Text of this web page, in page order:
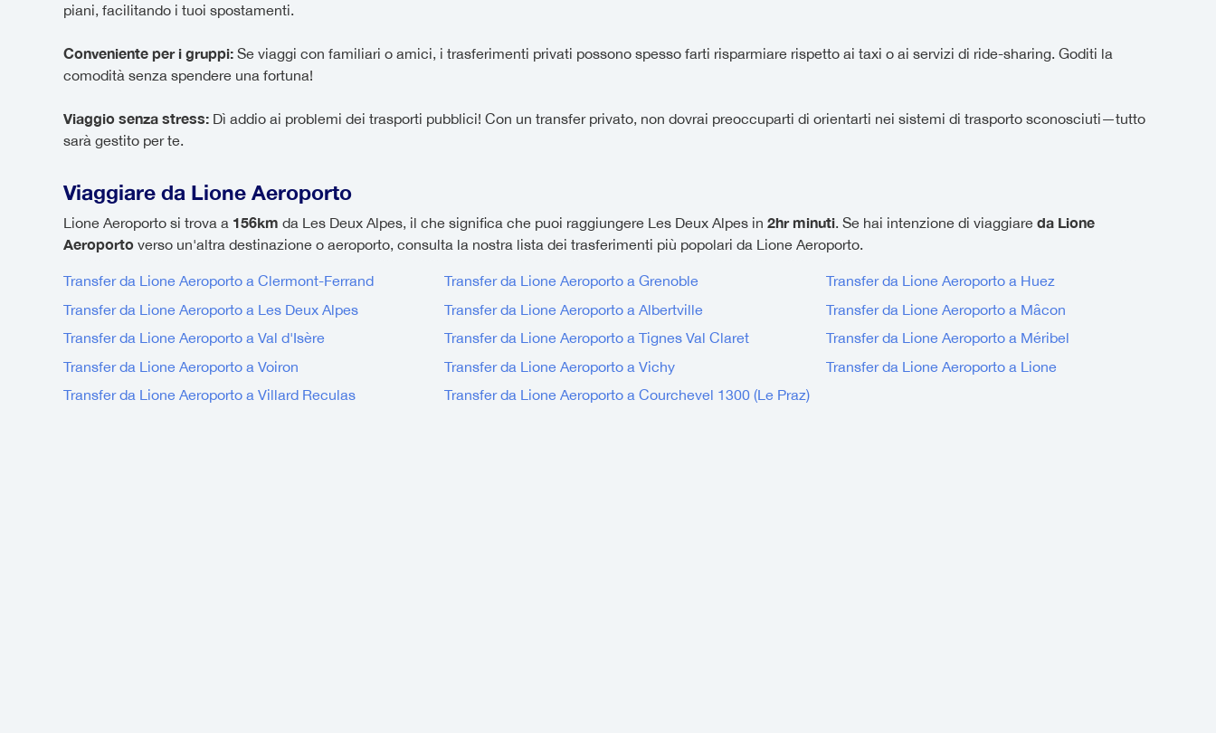
piani, facilitando i tuoi spostamenti.
Conveniente per i gruppi:Se viaggi con familiari o amici, i trasferimenti privati possono spesso farti risparmiare rispetto ai taxi o ai servizi di ride-sharing. Goditi la
comodità senza spendere una fortuna!
Viaggio senza stress:Dì addio ai problemi dei trasporti pubblici! Con un transfer privato, non dovrai preoccuparti di orientarti nei sistemi di trasporto sconosciuti—tutto
sarà gestito per te.
Viaggiare da Lione Aeroporto
Lione Aeroporto si trova a 156km da Les Deux Alpes, il che significa che puoi raggiungere Les Deux Alpes in 2hr minuti. Se hai intenzione di viaggiare da Lione
Aeroportoverso un'altra destinazione o aeroporto, consulta la nostra lista dei trasferimenti più popolari da Lione Aeroporto.
Transfer da Lione Aeroporto a Clermont-Ferrand Transfer da Lione Aeroporto a Grenoble
Transfer da Lione Aeroporto a Huez
Transfer da Lione Aeroporto a Les Deux Alpes
Transfer da Lione Aeroporto a Albertville
Transfer da Lione Aeroporto a Mâcon
Transfer da Lione Aeroporto a Val d'Isère
Transfer da Lione Aeroporto a Tignes Val Claret
Transfer da Lione Aeroporto a Méribel
Transfer da Lione Aeroporto a Voiron
Transfer da Lione Aeroporto a Vichy
Transfer da Lione Aeroporto a Lione
Transfer da Lione Aeroporto a Villard Reculas
Transfer da Lione Aeroporto a Courchevel 1300 (Le Praz)